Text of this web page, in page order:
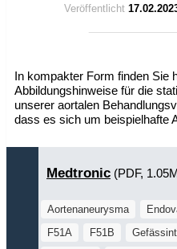
Veröffentlicht
In kompakter Form finden Sie
Abbildungshinweise für die
unserer aortalen
dass es sich um beispielhafte
Medtronic (PDF,
Aortenaneurysma
F51A
F51B